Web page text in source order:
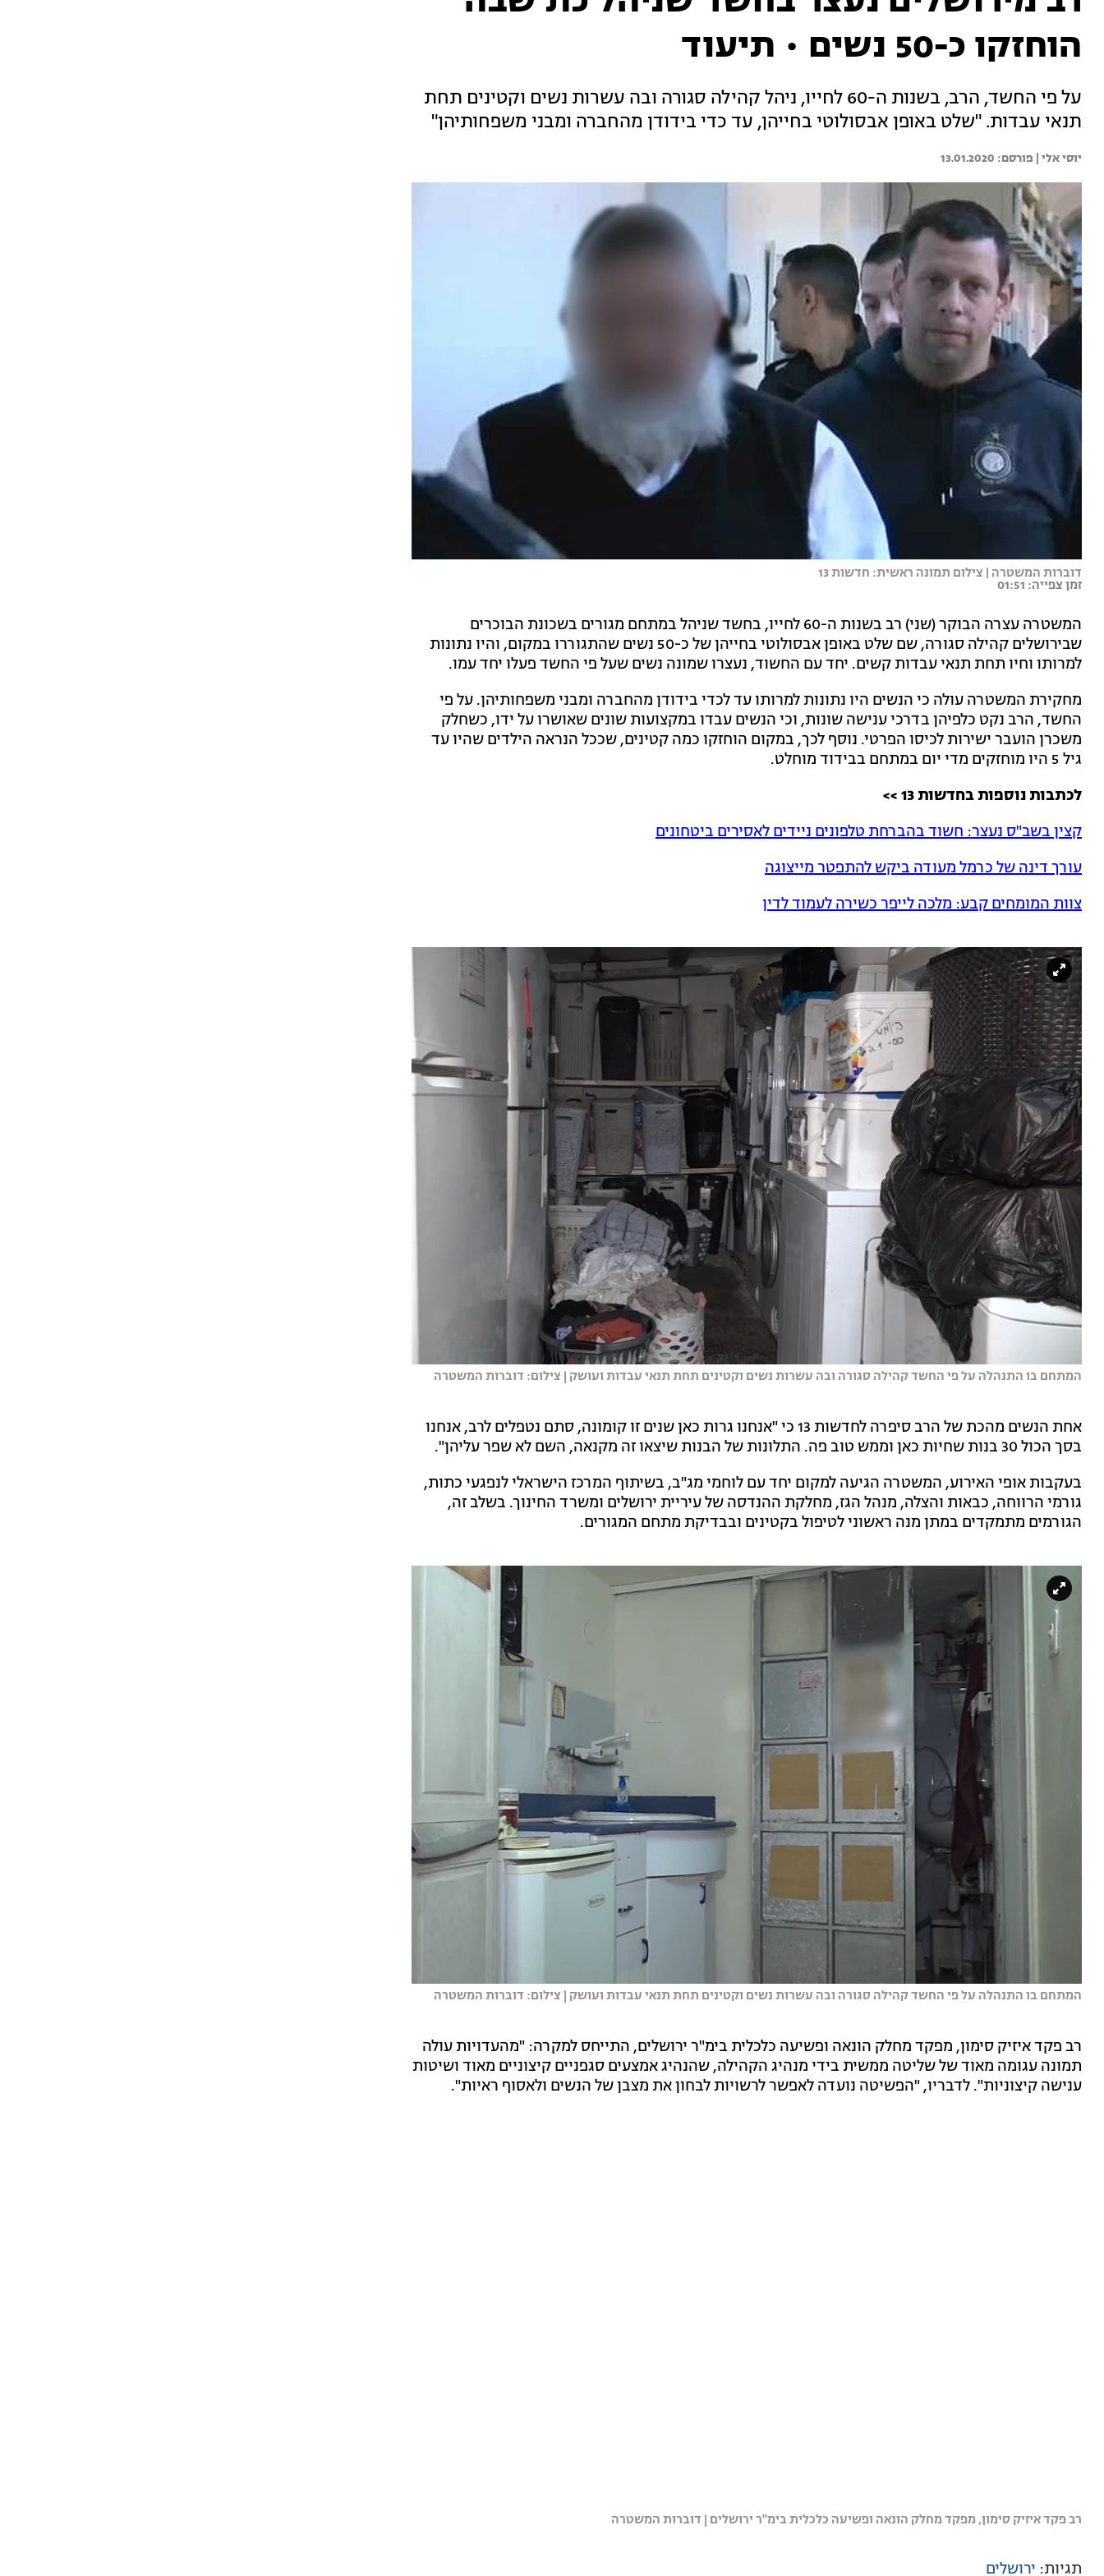
הוחזקו כ-50 נשים • תיעוד
על פי החשד, הרב, בשנות ה-60 לחייו, ניהל קהילה סגורה ובה עשרות נשים וקטינים תחת
תנאי עבדות. "שלט באופן אבסולוטי בחייהן, עד כדי בידודן מהחברה ומבני משפחותיהן"
יוסי אלי | 13.01.2020
דוברות המשטרה | צילום תמונה ראשית: חדשות 13
זמן צפייה: 01:51
המשטרה עצרה הבוקר (שני) רב בשנות ה-60 לחייו, בחשד שניהל במתחם מגורים בשכונת הבוכרים
שבירושלים קהילה סגורה, שם שלט באופן אבסולוטי בחייהן של כ-50 נשים שהתגוררו במקום, והיו נתונות
למרותו וחיו תחת תנאי עבדות קשים. יחד עם החשוד, נעצרו שמונה נשים שעל פי החשד פעלו יחד עמו.
מחקירת המשטרה עולה כי הנשים היו נתונות למרותו עד לכדי בידודן מהחברה ומבני משפחותיהן. על פי
החשד, הרב נקט כלפיהן בדרכי ענישה שונות, וכי הנשים עבדו במקצועות שונים שאושרו על ידו, כשחלק
משכרן הועבר ישירות לכיסו הפרטי. נוסף לכך, במקום הוחזקו כמה קטינים, שככל הנראה הילדים שהיו עד
גיל 5 היו מוחזקים מדי יום במתחם בבידוד מוחלט.
לכתבות נוספות בחדשות 13 >>
קצין בשב"ס נעצר: חשוד בהברחת טלפונים ניידים לאסירים ביטחונים
עורך דינה של כרמל מעודה ביקש להתפטר מייצוגה
צוות המומחים קבע: מלכה לייפר כשירה לעמוד לדין
המתחם בו התנהלה על פי החשד קהילה סגורה ובה עשרות נשים וקטינים תחת תנאי עבדות ועושק | צילום: דוברות המשטרה
אחת הנשים מהכת של הרב סיפרה לחדשות 13 כי "אנחנו גרות כאן שנים זו קומונה, סתם נטפלים לרב, אנחנו
בסך הכול 30 בנות שחיות כאן וממש טוב פה. התלונות של הבנות שיצאו זה מקנאה, השם לא שפר עליהן".
בעקבות אופי האירוע, המשטרה הגיעה למקום יחד עם לוחמי מג"ב, בשיתוף המרכז הישראלי לנפגעי כתות,
גורמי הרווחה, כבאות והצלה, מנהל הגז, מחלקת ההנדסה של עיריית ירושלים ומשרד החינוך. בשלב זה,
הגורמים מתמקדים במתן מנה ראשוני לטיפול בקטינים ובבדיקת מתחם המגורים.
המתחם בו התנהלה על פי החשד קהילה סגורה ובה עשרות נשים וקטינים תחת תנאי עבדות ועושק | צילום: דוברות המשטרה
רב פקד איזיק סימון, מפקד מחלק הונאה ופשיעה כלכלית בימ"ר ירושלים, התייחס למקרה: "מהעדויות עולה
תמונה עגומה מאוד של שליטה ממשית בידי מנהיג הקהילה, שהנהיג אמצעים סגפניים קיצוניים מאוד ושיטות
ענישה קיצוניות". לדבריו, "הפשיטה נועדה לאפשר לרשויות לבחון את מצבן של הנשים ולאסוף ראיות".
רב פקד איזיק סימון, מפקד מחלק הונאה ופשיעה כלכלית בימ"ר ירושלים | דוברות המשטרה
תגיות: ירושלים